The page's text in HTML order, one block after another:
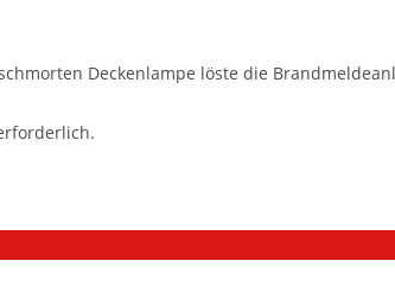
Deckenlampe löste die